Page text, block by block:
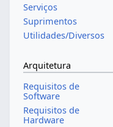
Serviços
Suprimentos
Utilidades/Diversos
Arquitetura
Requisitos de
Software
Requisitos de
Hardware